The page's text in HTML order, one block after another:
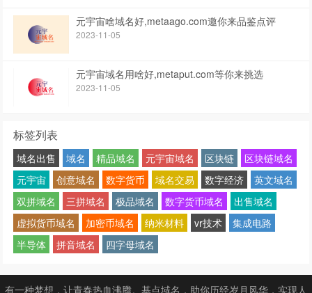
元宇宙啥域名好,metaago.com邀你来品鉴点评
2023-11-05
元宇宙域名用啥好,metaput.com等你来挑选
2023-11-05
标签列表
域名出售 域名 精品域名 元宇宙域名 区块链
区块链域名
元宇宙
创意域名 数字货币 域名交易 数字经济
英文域名
双拼域名
三拼域名 极品域名 数字货币域名
出售域名
虚拟货币域名
加密币域名 纳米材料 vr技术
集成电路
半导体
拼音域名 四字母域名
有一种梦想，让青春热血沸腾。基点域名，助你历经岁月风华，实现人